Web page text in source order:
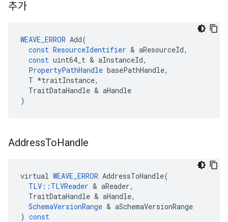
추가
WEAVE_ERROR Add(
const ResourceIdentifier & aResourceId,
const uint64_t & aInstanceId,
PropertyPathHandle basePathHandle,
T *traitInstance,
TraitDataHandle & aHandle
)
AddressToHandle
virtual WEAVE_ERROR AddressToHandle(
TLV :: TLVReader & aReader,
TraitDataHandle & aHandle,
SchemaVersionRange & aSchemaVersionRange
) const